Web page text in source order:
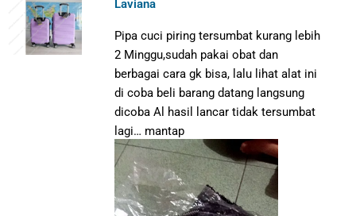
Laviana
Pipa cuci piring tersumbat kurang lebih
2 Minggu,sudah pakai obat dan
berbagai cara gk bisa, lalu lihat alat ini
di coba beli barang datang langsung
dicoba Al hasil lancar tidak tersumbat
lagi… mantap